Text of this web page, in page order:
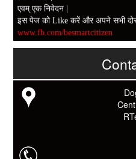
एवम् एक निवेदन |
इस पेज को Like करें और अपने सभी
www.fb.com/besmartcitizen
Be Smart Citizen App
https://goo.gl/fhmp6D
यदि आप को इस App में कुछ भी
Download कारों ओर जानो Smart